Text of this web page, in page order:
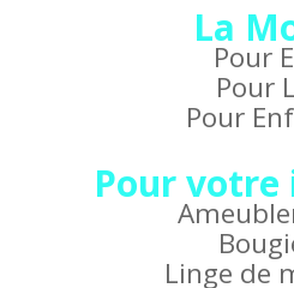
La
Pour
Pour
Pour
Pour
Linge de